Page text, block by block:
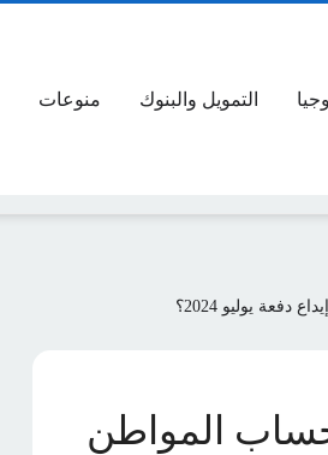
التمويل والبنوك منوعات
يوليو 2024؟
المواطن